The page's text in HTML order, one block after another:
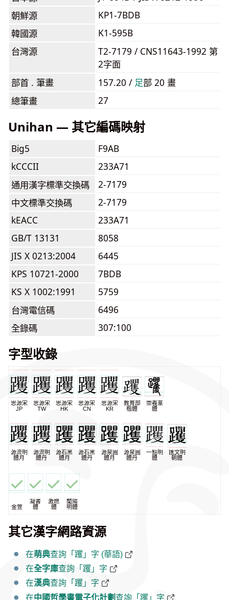
朝鮮源
KP1-7BDB
韓國源
K1-595B
台灣源
T2-7179 / CNS11643-1992 第
2字面
部首 . 筆畫
157.20 / ⾜部 20 畫
總筆畫
27
Unihan — 其它編碼映射
Big5
F9AB
kCCCII
233A71
通用漢字標準交換碼
2-7179
中文標準交換碼
2-7179
kEACC
233A71
GB/T 13131
8058
JIS X 0213:2004
6445
KPS 10721-2000
7BDB
KS X 1002:1991
5759
台灣電信碼
6496
全錄碼
307:100
字型收錄
思源宋
JP
思源宋
TW
思源宋
HK
思源宋
CN
思源宋
KR
教育部
楷體
崇羲篆
體
源流明
體月
源流明
體丹
源石黑
體月
源石黑
體丹
源泉圓
體月
源泉圓
體丹
一點明
體
匯文明
朝體
金萱
凝書
體
激燃
體
蘭陽
明體
其它漢字網路資源
在萌典查詢「躩」字 (華語)
在全字庫查詢「躩」字
在漢典查詢「躩」字
在中國哲學書電子化計劃查詢「躩」字